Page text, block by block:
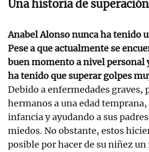
Una historia de superación
Anabel Alonso nunca ha tenido
Pese a que actualmente se
buen momento a nivel personal
ha tenido que superar golpes
Debido a enfermedades graves,
hermanos a una edad
infancia y ayudando a sus
miedos. No obstante, estos
posible por hacer de su niñez un